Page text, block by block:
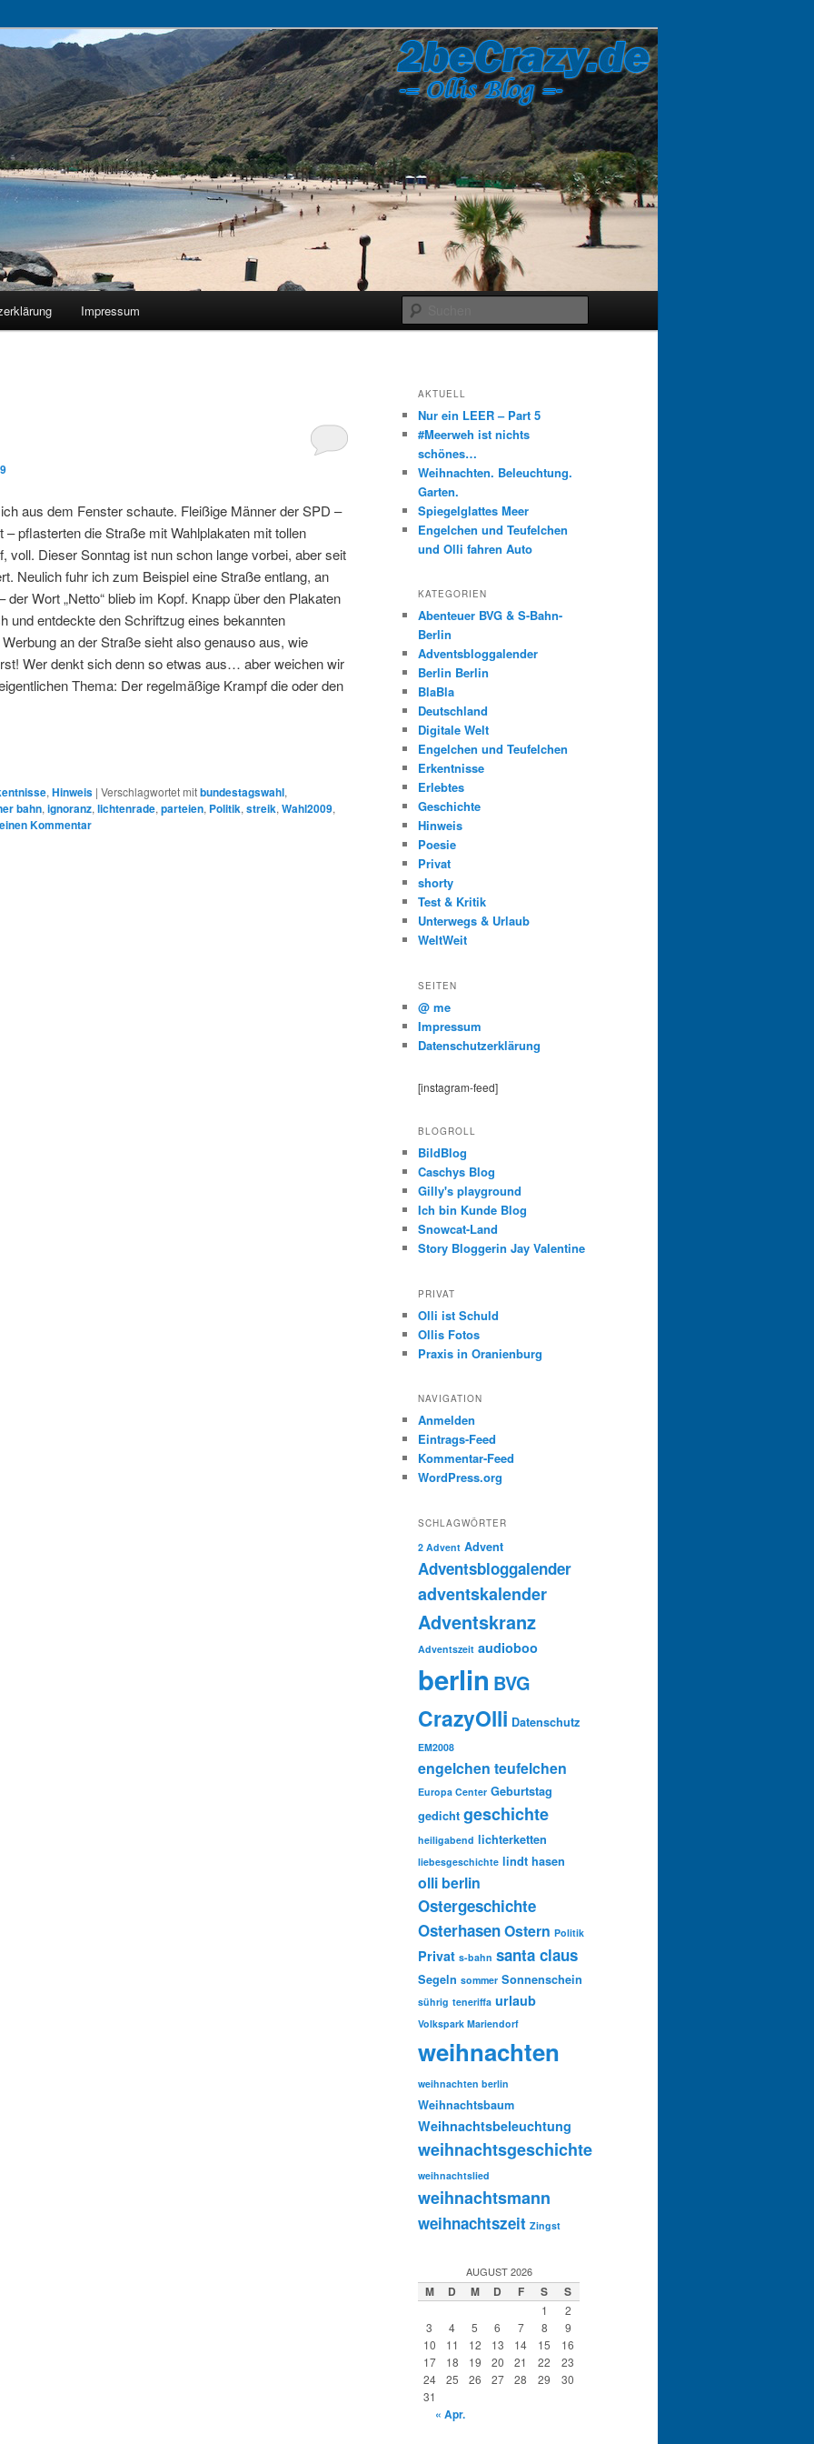
Impressum
aus dem Fenster schaute. Fleißige Männer der SPD –
– pflasterten die Straße mit Wahlplakaten mit tollen
voll. Dieser Sonntag ist nun schon lange vorbei, aber seit
Neulich fuhr ich zum Beispiel eine Straße entlang, an
Wort „Netto“ blieb im Kopf. Knapp über den Plakaten
und entdeckte den Schriftzug eines bekannten
an der Straße sieht also genauso aus, wie
Wer denkt sich denn so etwas aus… aber weichen wir
Thema: Der regelmäßige Krampf die oder den
, Hinweis | Verschlagwortet mitbundestagswahl,
bahn, ignoranz, lichtenrade, parteien, Politik, streik, Wahl2009,
Kommentar
AKTUELL
Nur ein LEER – Part 5
#Meerweh ist nichts
schönes…
Weihnachten. Beleuchtung.
Garten.
Spiegelglattes Meer
Engelchen und Teufelchen
und Olli fahren Auto
KATEGORIEN
Abenteuer BVG & S-Bahn-
Berlin
Adventsbloggalender
Berlin Berlin
BlaBla
Deutschland
Digitale Welt
Engelchen und Teufelchen
Erkentnisse
Erlebtes
Geschichte
Hinweis
Poesie
Privat
shorty
Test & Kritik
Unterwegs & Urlaub
WeltWeit
SEITEN
@ me
Impressum
Datenschutzerklärung
[instagram-feed]
BLOGROLL
BildBlog
Caschys Blog
Gilly's playground
Ich bin Kunde Blog
Snowcat-Land
Story Bloggerin Jay Valentine
PRIVAT
Olli ist Schuld
Ollis Fotos
Praxis in Oranienburg
NAVIGATION
Anmelden
Eintrags-Feed
Kommentar-Feed
WordPress.org
SCHLAGWÖRTER
2 Advent Advent
Adventsbloggalender
adventskalender
Adventskranz
Adventszeit audioboo
berlin BVG
CrazyOlli Datenschutz
EM2008
engelchen teufelchen
Europa Center Geburtstag
gedicht geschichte
heiligabend lichterketten
liebesgeschichte lindt hasen
olli berlin
Ostergeschichte
OsterhasenOstern Politik
Privat s-bahn santa claus
Segeln sommer Sonnenschein
sührig teneriffa urlaub
Volkspark Mariendorf
weihnachten
weihnachten berlin
Weihnachtsbaum
Weihnachtsbeleuchtung
weihnachtsgeschichte
weihnachtslied
weihnachtsmann
weihnachtszeit Zingst
AUGUST 2026
M D M D F S S
1
2
3
4 5 6 7 8
9
10
11 12 13 14 15
16
17
18 19 20 21 22
23
24
25 26 27 28 29
30
31
« Apr.